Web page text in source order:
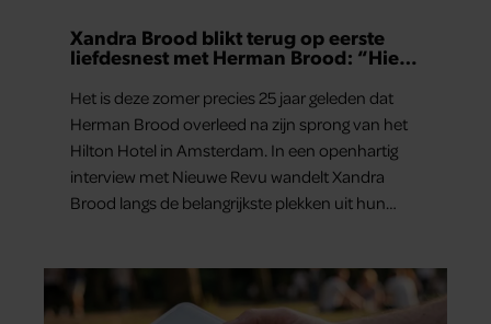
Xandra Brood blikt terug op eerste
liefdesnest met Herman Brood: “Hier
Het is deze zomer precies 25 jaar geleden dat
Herman Brood overleed na zijn sprong van het
Hilton Hotel in Amsterdam. In een openhartig
interview met Nieuwe Revu wandelt Xandra
Brood langs de belangrijkste plekken uit hun
aan herinneringen op. Daar begon hun leven
samen en werd dochter Lola geboren.